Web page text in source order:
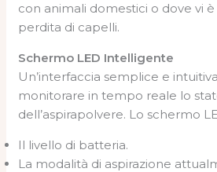
con animali domestici o dove vi
perdita di capelli.
Schermo LED Intelligente
Un’interfaccia semplice e
monitorare in tempo reale lo
dell’aspirapolvere. Lo schermo
Il livello di batteria.
La modalità di aspirazione